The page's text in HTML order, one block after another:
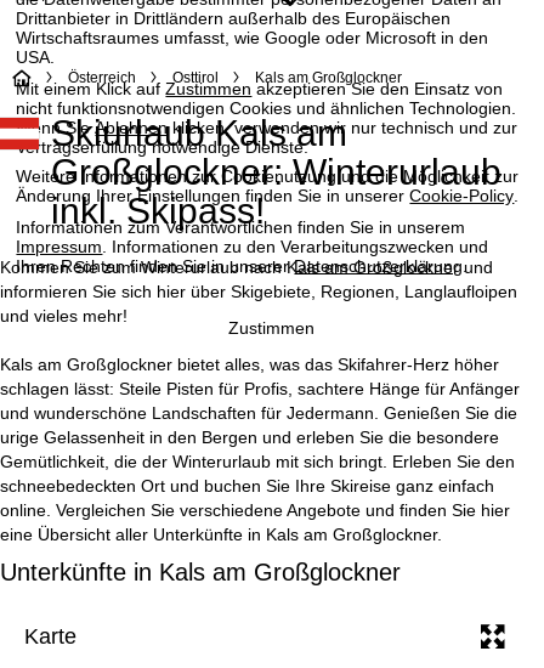
Drittanbieter in Drittländern außerhalb des Europäischen
Wirtschaftsraumes umfasst, wie Google oder Microsoft in den
USA.
Mit einem Klick aufZustimmen akzeptieren Sie den Einsatz von
nicht funktionsnotwendigen Cookies und ähnlichen Technologien.
Wenn SieAblehnenklicken, verwenden wir nur technisch und zur
Vertragserfüllung notwendige Dienste.
Weitere Informationen zur Cookienutzung und die Möglichkeit zur
Änderung Ihrer Einstellungen finden Sie in unsererCookie-Policy
Informationen zum Verantwortlichen finden Sie in unserem
Impressum . Informationen zu den Verarbeitungszwecken und
Ihren Rechten finden Sie in unsererDatenschutzerklärung.
Zustimmen
S
t
a
r
t
s
e
i
e
Österreich Osttirol Kals am Großglockner
Skiurlaub Kals am
Großglockner: Winterurlaub
inkl. Skipass!
Kommen Sie zum Winterurlaub nach Kals am Großglockner und
informieren Sie sich hier über Skigebiete, Regionen, Langlaufloipen
und vieles mehr!
Kals am Großglockner bietet alles, was das Skifahrer-Herz höher
schlagen lässt: Steile Pisten für Profis, sachtere Hänge für Anfänger
und wunderschöne Landschaften für Jedermann. Genießen Sie die
urige Gelassenheit in den Bergen und erleben Sie die besondere
Gemütlichkeit, die der Winterurlaub mit sich bringt. Erleben Sie den
schneebedeckten Ort und buchen Sie Ihre Skireise ganz einfach
online. Vergleichen Sie verschiedene Angebote und finden Sie hier
eine Übersicht aller Unterkünfte in Kals am Großglockner.
Unterkünfte in Kals am Großglockner
Karte